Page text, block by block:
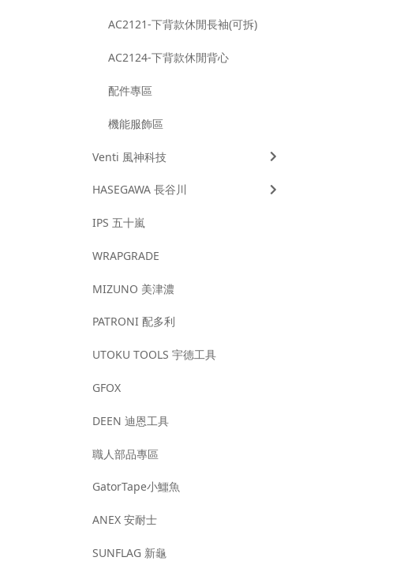
AC2121-下背款休閒長袖(可拆)
AC2124-下背款休閒背心
配件專區
機能服飾區
Venti 風神科技
HASEGAWA 長谷川
IPS 五十嵐
WRAPGRADE
MIZUNO 美津濃
PATRONI 配多利
UTOKU TOOLS 宇德工具
GFOX
DEEN 迪恩工具
職人部品專區
GatorTape小鱷魚
ANEX 安耐士
SUNFLAG 新龜